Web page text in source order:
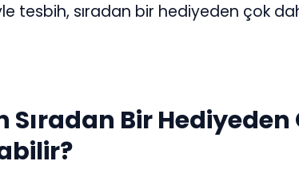
tesbih, sıradan bir hediyeden çok
Sıradan Bir Hediyeden